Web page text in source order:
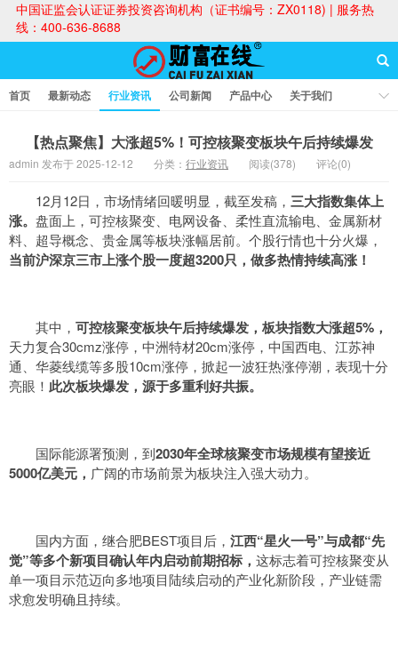
中国证监会认证证券投资咨询机构（证书编号：ZX0118) | 服务热
线：400-636-8688
首页 最新动态 行业资讯 公司新闻 产品中心
关于我们
【热点聚焦】大涨超5%！可控核聚变板块午后持续爆发
admin 发布于 2025-12-12 分类： 行业资讯 阅读(378) 评论(0)
12月12日，市场情绪回暖明显，截至发稿， 三大指数集体上
涨。 盘面上，可控核聚变、电网设备、柔性直流输电、金属新材
料、超导概念、贵金属等板块涨幅居前。个股行情也十分火爆，
当前沪深京三市上涨个股一度超3200只，做多热情持续高涨！
其中， 可控核聚变板块午后持续爆发，板块指数大涨超5%，
天力复合30cmz涨停，中洲特材20cm涨停，中国西电、江苏神
通、华菱线缆等多股10cm涨停，掀起一波狂热涨停潮，表现十分
亮眼！ 此次板块爆发， 源于多重利好共振。
国际能源署预测，到2030年全球核聚变市场规模有望接近
5000亿美元， 广阔的市场前景为板块注入强大动力。
国内方面，继合肥BEST项目后， 江西“星火一号”与成都“先
觉”等多个新项目确认年内启动前期招标， 这标志着可控核聚变从
单一项目示范迈向多地项目陆续启动的产业化新阶段，产业链需
求愈发明确且持续。